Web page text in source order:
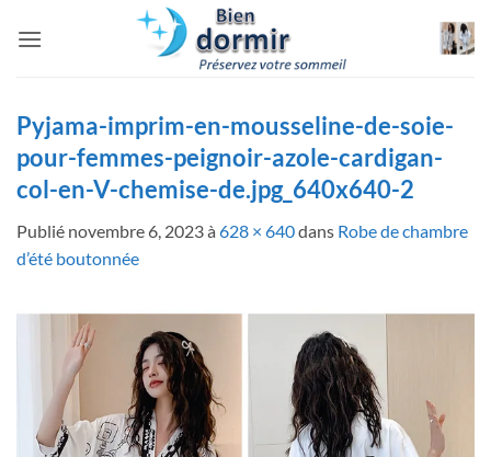
Pyjama-imprim-en-mousseline-de-soie-
pour-femmes-peignoir-azole-cardigan-
col-en-V-chemise-de.jpg_640x640-2
Publié novembre 6, 2023à 628 × 640dans Robe de chambre
d’été boutonnée